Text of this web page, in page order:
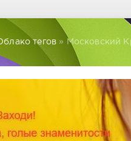
тегов » Московский